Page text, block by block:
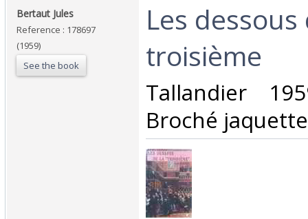
‎Bertaut Jules‎
Reference : 178697
(1959)
See the book
‎Les dessous
troisième‎
‎Tallandier
Broché